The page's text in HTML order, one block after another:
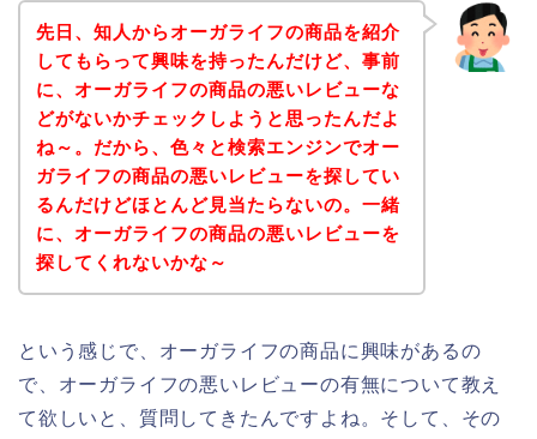
先日、知人からオーガライフの商品を紹介
してもらって興味を持ったんだけど、事前
に、オーガライフの商品の悪いレビューな
どがないかチェックしようと思ったんだよ
ね～。だから、色々と検索エンジンでオー
ガライフの商品の悪いレビューを探してい
るんだけどほとんど見当たらないの。一緒
に、オーガライフの商品の悪いレビューを
探してくれないかな～
という感じで、オーガライフの商品に興味があるの
で、オーガライフの悪いレビューの有無について教え
て欲しいと、質問してきたんですよね。そして、その